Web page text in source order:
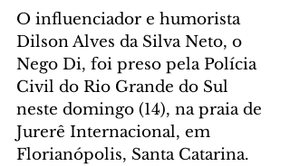
O influenciador e humorista
Dilson Alves da Silva Neto, o
Nego Di, foi preso pela Polícia
Civil do Rio Grande do Sul
neste domingo (14), na praia de
Jurerê Internacional, em
Florianópolis, Santa Catarina.